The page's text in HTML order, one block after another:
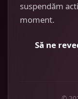
suspendăm
moment.
Să ne